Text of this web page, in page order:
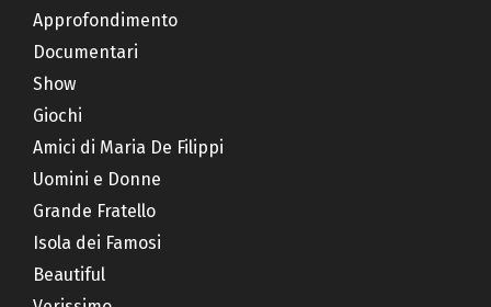
Approfondimento
Documentari
Show
Giochi
Amici di Maria De Filippi
Uomini e Donne
Grande Fratello
Isola dei Famosi
Beautiful